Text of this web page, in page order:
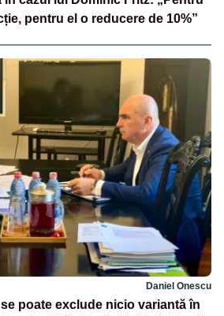
pentru el o reducere de 10%”
Daniel Onescu
poate exclude nicio variantă în